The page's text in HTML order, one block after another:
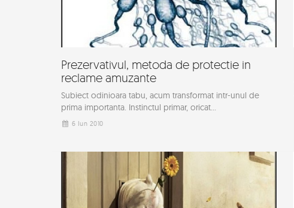
Prezervativul, metoda de protectie in
reclame amuzante
Subiect odinioara tabu, acum transformat intr-unul de
prima importanta. Instinctul primar, oricat...
6 Iun 2010